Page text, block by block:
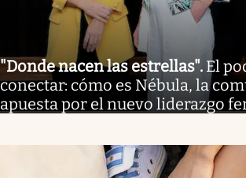
"Donde nacen las estrellas". El
conectar: cómo es Nébula, la
apuesta por el nuevo liderazgo